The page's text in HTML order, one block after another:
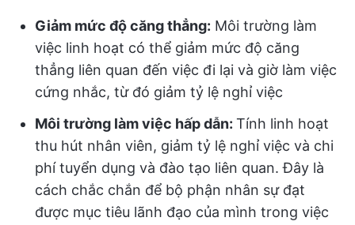
Giảm mức độ căng thẳng: Môi trường làm
việc linh hoạt có thể giảm mức độ căng
thẳng liên quan đến việc đi lại và giờ làm việc
cứng nhắc, từ đó giảm tỷ lệ nghỉ việc
Môi trường làm việc hấp dẫn: Tính linh hoạt
thu hút nhân viên, giảm tỷ lệ nghỉ việc và chi
phí tuyển dụng và đào tạo liên quan. Đây là
cách chắc chắn để bộ phận nhân sự đạt
được mục tiêu lãnh đạo của mình trong việc